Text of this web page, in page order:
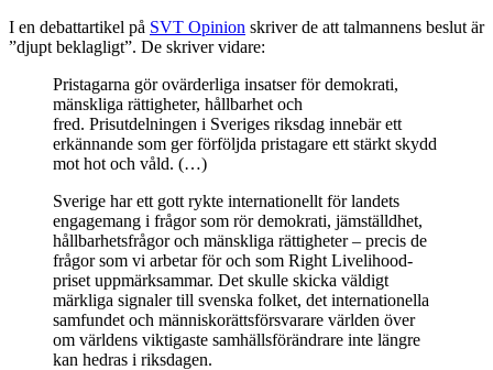
I en debattartikel på SVT Opinion skriver de att talmannens beslut är
”djupt beklagligt”. De skriver vidare:
Pristagarna gör ovärderliga insatser för demokrati,
mänskliga rättigheter, hållbarhet och
fred. Prisutdelningen i Sveriges riksdag innebär ett
erkännande som ger förföljda pristagare ett stärkt skydd
mot hot och våld. (…)
Sverige har ett gott rykte internationellt för landets
engagemang i frågor som rör demokrati, jämställdhet,
hållbarhetsfrågor och mänskliga rättigheter – precis de
frågor som vi arbetar för och som Right Livelihood-
priset uppmärksammar. Det skulle skicka väldigt
märkliga signaler till svenska folket, det internationella
samfundet och människorättsförsvarare världen över
om världens viktigaste samhällsförändrare inte längre
kan hedras i riksdagen.